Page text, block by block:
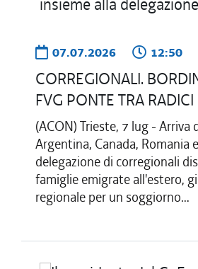
07.07.2026 12:50
CORREGIONALI.
FVG PONTE TRA
(ACON) Trieste, 7 lug - Arriva
Argentina, Canada, Romania
delegazione di corregionali
famiglie emigrate all'estero,
regionale per un soggiorno...